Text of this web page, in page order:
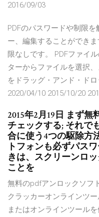
2016/09/03
PDFのパスワードや制限
ー、編集することができ
限なしです。 PDFファイ
ターからファイルを選択
をドラッグ・アンド・ド
2020/04/10 2015/10/20
2015年2月19日 まず
チェックする; それで
合に使う4つの駆除方
トフォンも必ずパス
きは、スクリーンロ
ことを
無料のpdfアンロックソフ
クラッカーオンラインツ
またはオンラインツール